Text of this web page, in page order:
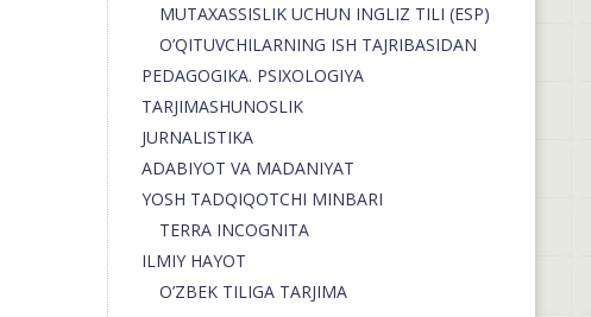
MUTAXASSISLIK UCHUN INGLIZ TILI (ESP)
O’QITUVCHILARNING ISH TAJRIBASIDAN
PEDAGOGIKA. PSIXOLOGIYA
TARJIMASHUNOSLIK
JURNALISTIKA
ADABIYOT VA MADANIYAT
YOSH TADQIQOTCHI MINBARI
TERRA INCOGNITA
ILMIY HAYOT
O’ZBEK TILIGA TARJIMA